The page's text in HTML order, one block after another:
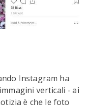
Instagram ha
verticali - ai
è che le foto